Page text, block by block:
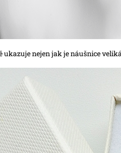
ukazuje nejen jak je náušnice